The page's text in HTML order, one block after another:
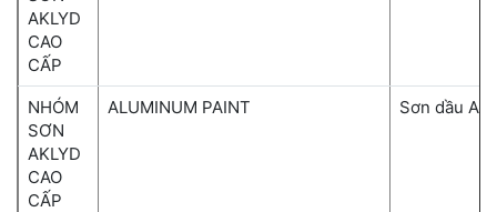
AKLYD
CAO
CẤP
NHÓM
SƠN
AKLYD
CAO
CẤP
ALUMINUM PAINT Sơn dầu